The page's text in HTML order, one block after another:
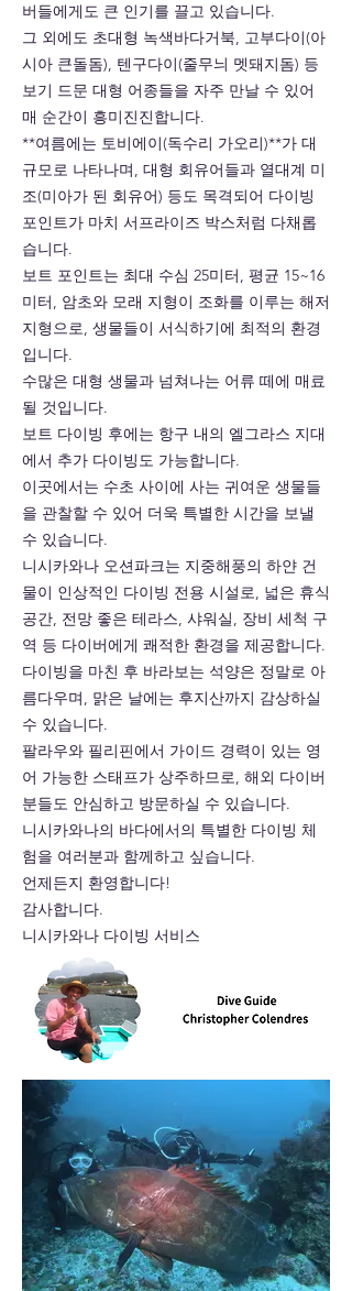
버들에게도 큰 인기를 끌고 있습니다.
그 외에도 초대형 녹색바다거북, 고부다이(아
시아 큰돌돔), 텐구다이(줄무늬 멧돼지돔) 등
보기 드문 대형 어종들을 자주 만날 수 있어
매 순간이 흥미진진합니다.
**여름에는 토비에이(독수리 가오리)**가 대
규모로 나타나며, 대형 회유어들과 열대계 미
조(미아가 된 회유어) 등도 목격되어 다이빙
포인트가 마치 서프라이즈 박스처럼 다채롭
습니다.
보트 포인트는 최대 수심 25미터, 평균 15~16
미터, 암초와 모래 지형이 조화를 이루는 해저
지형으로, 생물들이 서식하기에 최적의 환경
입니다.
수많은 대형 생물과 넘쳐나는 어류 떼에 매료
될 것입니다.
보트 다이빙 후에는 항구 내의 엘그라스 지대
에서 추가 다이빙도 가능합니다.
이곳에서는 수초 사이에 사는 귀여운 생물들
을 관찰할 수 있어 더욱 특별한 시간을 보낼
수 있습니다.
니시카와나 오션파크는 지중해풍의 하얀 건
물이 인상적인 다이빙 전용 시설로, 넓은 휴식
공간, 전망 좋은 테라스, 샤워실, 장비 세척 구
역 등 다이버에게 쾌적한 환경을 제공합니다.
다이빙을 마친 후 바라보는 석양은 정말로 아
름다우며, 맑은 날에는 후지산까지 감상하실
수 있습니다.
팔라우와 필리핀에서 가이드 경력이 있는 영
어 가능한 스태프가 상주하므로, 해외 다이버
분들도 안심하고 방문하실 수 있습니다.
니시카와나의 바다에서의 특별한 다이빙 체
험을 여러분과 함께하고 싶습니다.
언제든지 환영합니다!
감사합니다.
니시카와나 다이빙 서비스